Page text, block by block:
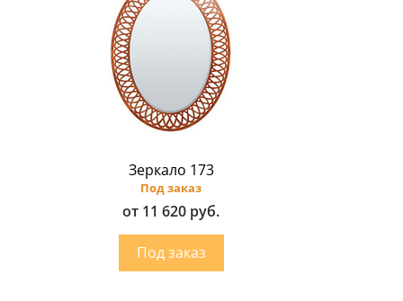
Зеркало 173
Под заказ
от 11 620 руб.